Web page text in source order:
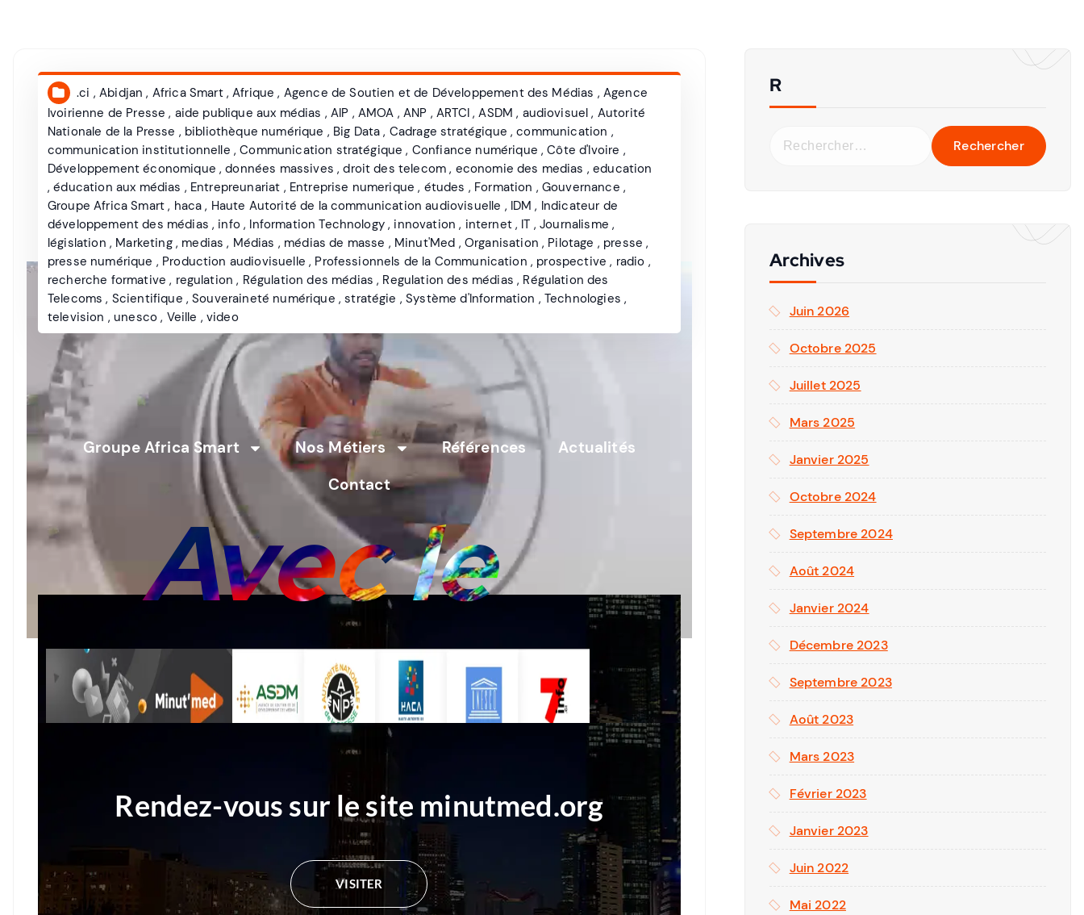
.ci ,Abidjan , Africa Smart,Afrique , Agence de Soutien et de Développement des Médias , Agence
Ivoirienne de Presse , aide publique aux médias ,AIP , AMOA ,ANP ,ARTCI,ASDM , audiovisuel , Autorité
Nationale de la Presse , bibliothèque numérique , Big Data , Cadrage stratégique ,communication ,
communication institutionnelle ,Communication stratégique , Confiance numérique ,Côte d'Ivoire ,
Développement économique ,données massives ,droit des telecom , economie des medias ,education
,éducation aux médias , Entrepreunariat , Entreprise numerique , études , Formation , Gouvernance ,
Groupe Africa Smart , haca , Haute Autorité de la communication audiovisuelle , IDM , Indicateur de
développement des médias , info, Information Technology, innovation , internet, IT ,Journalisme ,
législation , Marketing, medias , Médias , médias de masse , Minut'Med , Organisation , Pilotage , presse ,
presse numérique , Production audiovisuelle , Professionnels de la Communication , prospective , radio ,
recherche formative , regulation , Régulation des médias , Regulation des médias , Régulation des
Telecoms , Scientifique ,Souveraineté numérique ,stratégie ,Système d'Information , Technologies ,
television ,unesco , Veille , video
Groupe Africa Smart lance Minut’Med, émission didactique d’éducation aux
médias en Côte d’Ivoire
Groupe Africa Smart Nos Métiers Références
Actualités
Contact
Avec le
soutien de
Rendez-vous sur le site minutmed.org
VISITER
R
Archives
Juin 2026
Octobre 2025
Juillet 2025
Mars 2025
Janvier 2025
Octobre 2024
Septembre 2024
Août 2024
Janvier 2024
Décembre 2023
Septembre 2023
Août 2023
Mars 2023
Février 2023
Janvier 2023
Juin 2022
Mai 2022